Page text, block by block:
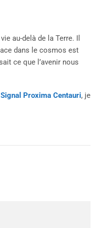
au-delà de la Terre. Il
dans le cosmos est
ce que l’avenir nous
Signal Proxima Centauri, je